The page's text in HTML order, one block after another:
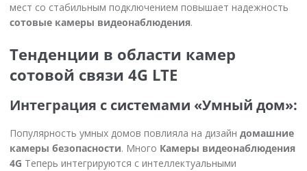
мест со стабильным подключением повышает надежность
сотовые камеры видеонаблюдения.
Тенденции в области камер
сотовой связи 4G LTE
Интеграция с системами «Умный дом»:
Популярность умных домов повлияла на дизайн домашние
камеры безопасности. Много Камеры видеонаблюдения
4G Теперь интегрируются с интеллектуальными